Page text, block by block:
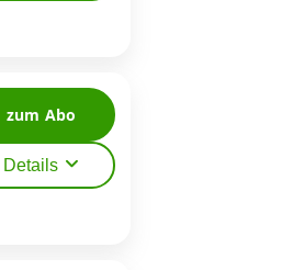
zum Abo
Details